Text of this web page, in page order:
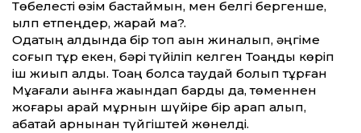
Төбелесті өзім бастаймын, мен белгі бергенше,
қылп етпеңдер, жарай ма?.
Одақтың алдында бір топ ақын жиналып, әңгіме
соғып тұр екен, бәрі түйіліп келген Тоқаңды көріп
іш жиып қалды. Тоқаң болса таудай болып тұрған
Мұқағали ақынға жақындап барды да, төменнен
жоғары қарай мұрнын шүйіре бір қарап алып,
қабақтай қарнынан түйгіштей жөнелді.